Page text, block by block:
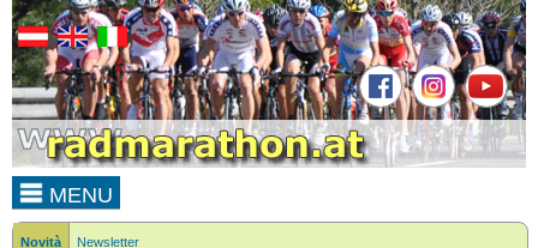
MENU
Novità Newsletter